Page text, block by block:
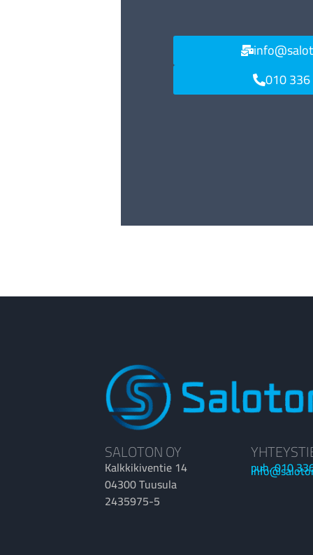
010
SALOTON OY
Kalkkikiventie 14
04300 Tuusula
2435975-5
puh. 010